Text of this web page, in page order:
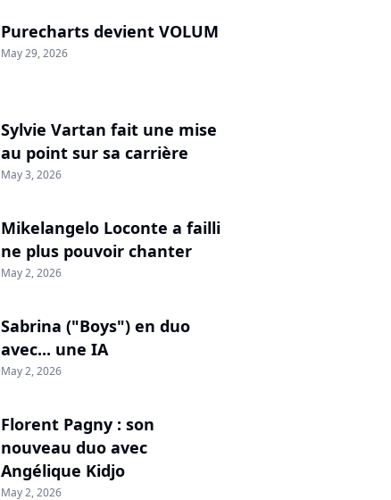
Purecharts devient VOLUM
May 29, 2026
Sylvie Vartan fait une mise
au point sur sa carrière
May 3, 2026
Mikelangelo Loconte a failli
ne plus pouvoir chanter
May 2, 2026
Sabrina ("Boys") en duo
avec... une IA
May 2, 2026
Florent Pagny : son
nouveau duo avec
Angélique Kidjo
May 2, 2026